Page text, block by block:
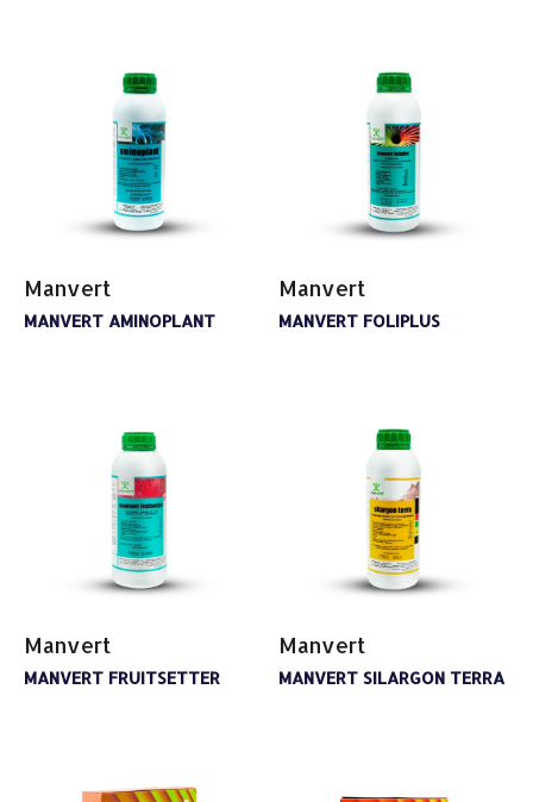
Manvert
MANVERT AMINOPLANT
Manvert
MANVERT FOLIPLUS
Manvert
MANVERT FRUITSETTER
Manvert
MANVERT SILARGON TERRA